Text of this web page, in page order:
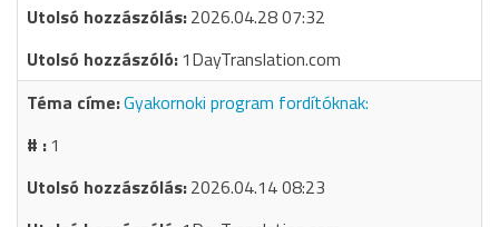
2026.04.28 07:32
1DayTranslation.com
Gyakornoki program fordítóknak:
1
2026.04.14 08:23